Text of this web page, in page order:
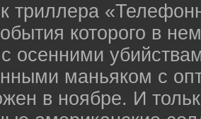
триллера
которого в
осенними
маньяком с
в ноябре. И